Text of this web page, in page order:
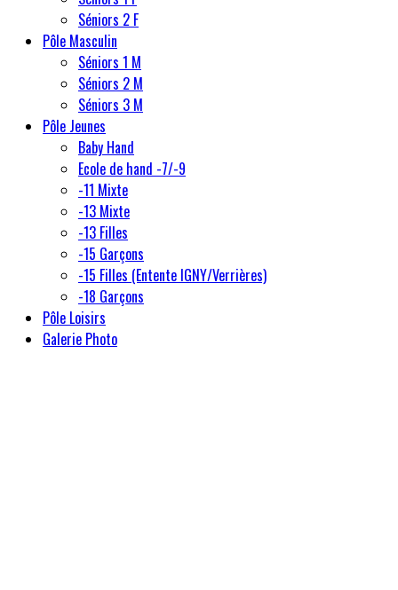
Séniors 2 F
Pôle Masculin
Séniors 1 M
Séniors 2 M
Séniors 3 M
Pôle Jeunes
Baby Hand
Ecole de hand -7/-9
-11 Mixte
-13 Mixte
-13 Filles
-15 Garçons
-15 Filles (Entente IGNY/Verrières)
-18 Garçons
Pôle Loisirs
Galerie Photo